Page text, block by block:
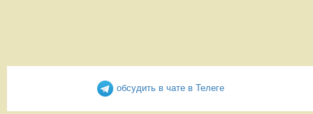
обсудить в чате в Телеге